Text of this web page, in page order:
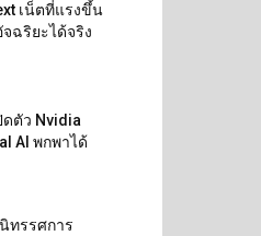
เน็ตที่แรงขึ้น
ฉริยะได้จริง
ดตัว Nvidia
AI พกพาได้
ทรรศการ